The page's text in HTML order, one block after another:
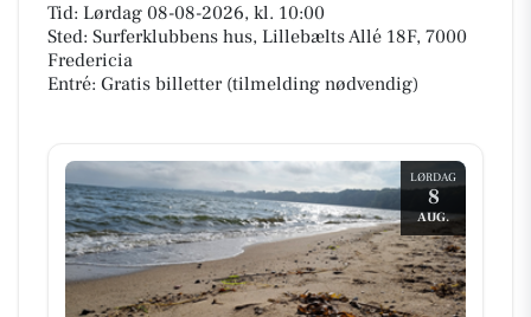
Tid: Lørdag 08-08-2026, kl. 10:00
Sted: Surferklubbens hus, Lillebælts Allé 18F, 7000
Fredericia
Entré: Gratis billetter (tilmelding nødvendig)
LØRDAG
8
AUG.